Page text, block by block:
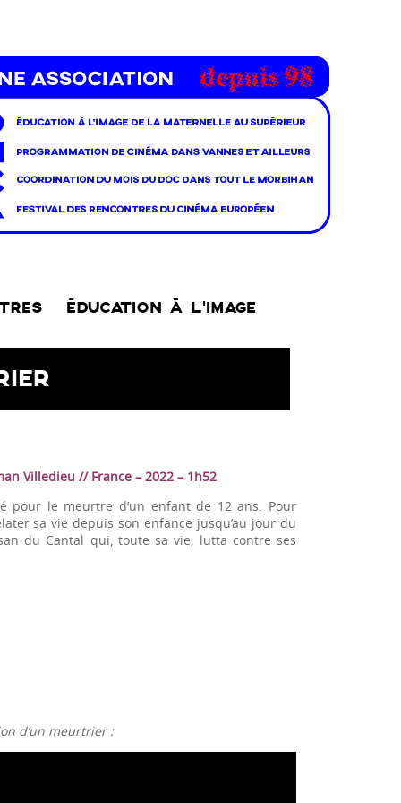
ÉDUCATION À L’IMAGE
Villedieu // France – 2022 – 1h52
pour le meurtre d’un enfant de 12 ans. Pour
sa vie depuis son enfance jusqu’au jour du
du Cantal qui, toute sa vie, lutta contre ses
d’un meurtrier: